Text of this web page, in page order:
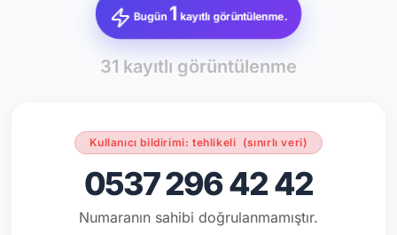
Bugün 1 kayıtlı görüntülenme.
31 kayıtlı görüntülenme
Kullanıcı bildirimi: tehlikeli (sınırlı veri)
0537 296 42 42
Numaranın sahibi doğrulanmamıştır.